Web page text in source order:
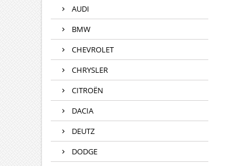
AUDI
BMW
CHEVROLET
CHRYSLER
CITROËN
DACIA
DEUTZ
DODGE